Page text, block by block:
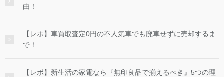
由！
【レポ】車買取査定0円の不人気車でも廃車せずに売却するま
で！
【レポ】新生活の家電なら『無印良品で揃えるべき』5つの理